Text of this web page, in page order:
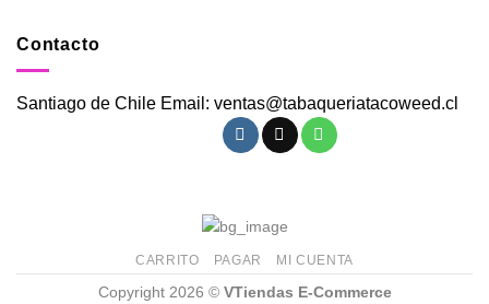
Contacto
Santiago de Chile Email: ventas@tabaqueriatacoweed.cl
CARRITO PAGAR MI CUENTA
Copyright 2026 © VTiendas E-Commerce